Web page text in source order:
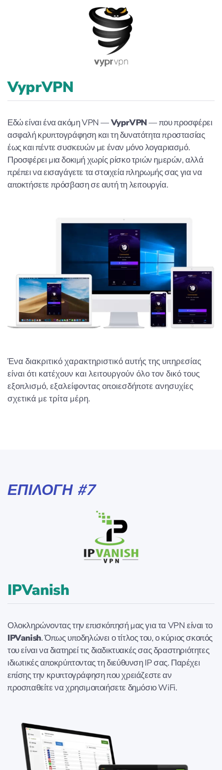
VyprVPN
Εδώ είναι ένα ακόμη VPN —VyprVPN— που προσφέρει
ασφαλή κρυπτογράφηση και τη δυνατότητα προστασίας
έως και πέντε συσκευών με έναν μόνο λογαριασμό.
Προσφέρει μια δοκιμή χωρίς ρίσκο τριών ημερών, αλλά
πρέπει να εισαγάγετε τα στοιχεία πληρωμής σας για να
αποκτήσετε πρόσβαση σε αυτή τη λειτουργία.
Ένα διακριτικό χαρακτηριστικό αυτής της υπηρεσίας
είναι ότι κατέχουν και λειτουργούν όλο τον δικό τους
εξοπλισμό, εξαλείφοντας οποιεσδήποτε ανησυχίες
σχετικά με τρίτα μέρη.
ΕΠΙΛΟΓΉ #7
IPVanish
Ολοκληρώνοντας την επισκόπησή μας για τα VPN είναι το
IPVanish. Όπως υποδηλώνει ο τίτλος του, ο κύριος σκοπός
του είναι να διατηρεί τις διαδικτυακές σας δραστηριότητες
ιδιωτικές αποκρύπτοντας τη διεύθυνση IP σας. Παρέχει
επίσης την κρυπτογράφηση που χρειάζεστε αν
προσπαθείτε να χρησιμοποιήσετε δημόσιο WiFi.